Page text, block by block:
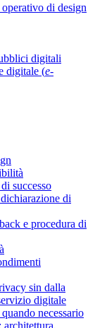
di design
digitali
digitale (e-
successo
di
e procedura di
sin dalla
digitale
necessario
architettura,